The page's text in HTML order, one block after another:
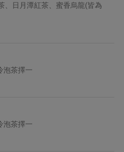
、日月潭紅茶、蜜香烏龍(皆為
泡茶擇一
泡茶擇一